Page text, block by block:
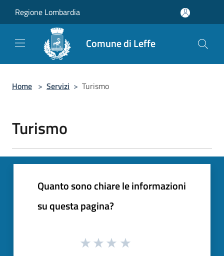
Regione Lombardia
Comune di Leffe
Home > Servizi > Turismo
Turismo
Quanto sono chiare le informazioni
su questa pagina?